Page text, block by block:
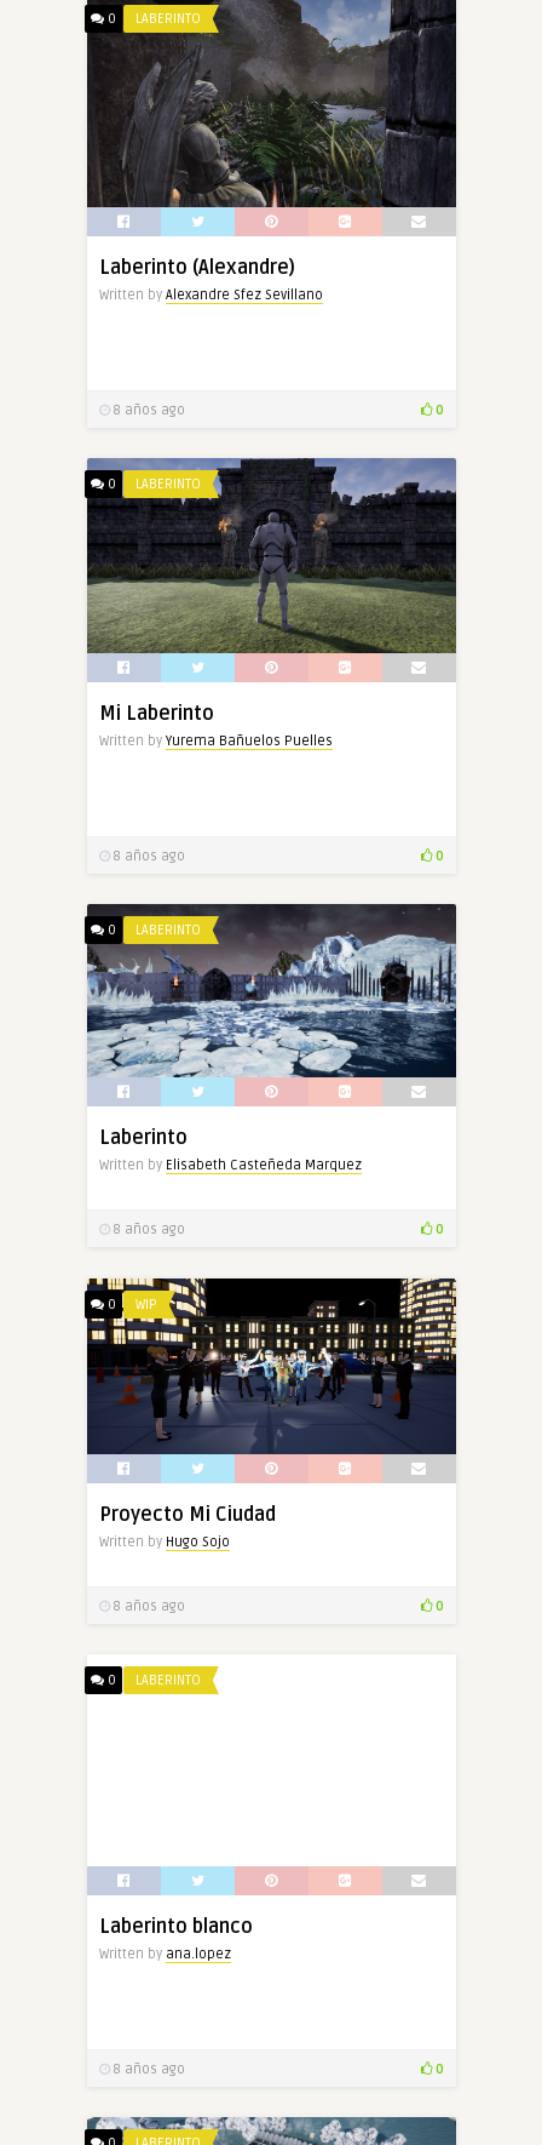
0 LABERINTO
Laberinto (Alexandre)
Written by Alexandre Sfez Sevillano
8 años ago 0
0 LABERINTO
Mi Laberinto
Written by Yurema Bañuelos Puelles
8 años ago 0
0 LABERINTO
Laberinto
Written by Elisabeth Casteñeda Marquez
8 años ago 0
0 WIP
Proyecto Mi Ciudad
Written by Hugo Sojo
8 años ago 0
0 LABERINTO
Laberinto blanco
Written by ana.lopez
8 años ago 0